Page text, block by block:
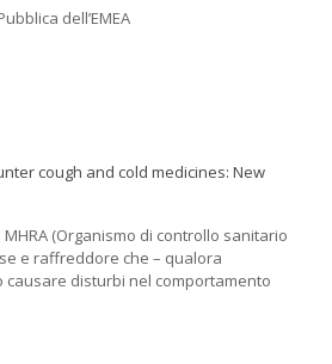
dell’EMEA
cough and cold medicines: New
(Organismo di controllo sanitario
e raffreddore che – qualora
causare disturbi nel comportamento